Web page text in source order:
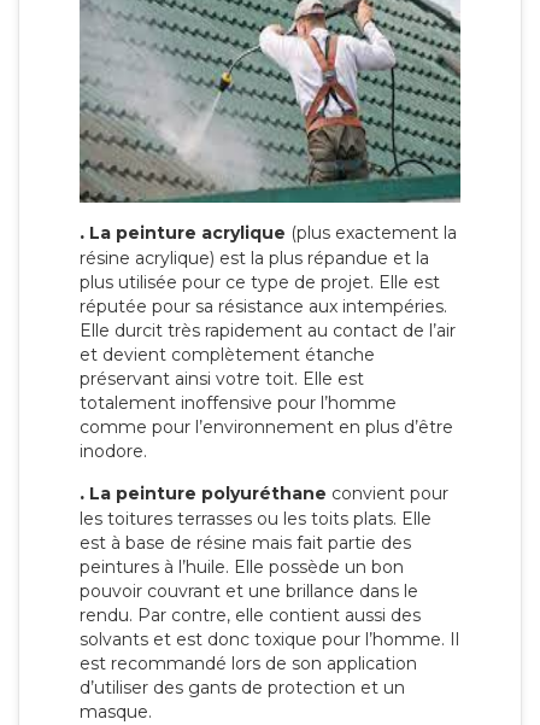
. La peinture acrylique (plus exactement la
résine acrylique) est la plus répandue et la
plus utilisée pour ce type de projet. Elle est
réputée pour sa résistance aux intempéries.
Elle durcit très rapidement au contact de l’air
et devient complètement étanche
préservant ainsi votre toit. Elle est
totalement inoffensive pour l’homme
comme pour l’environnement en plus d’être
inodore.
. La peinture polyuréthane convient pour
les toitures terrasses ou les toits plats. Elle
est à base de résine mais fait partie des
peintures à l’huile. Elle possède un bon
pouvoir couvrant et une brillance dans le
rendu. Par contre, elle contient aussi des
solvants et est donc toxique pour l’homme. Il
est recommandé lors de son application
d’utiliser des gants de protection et un
masque.